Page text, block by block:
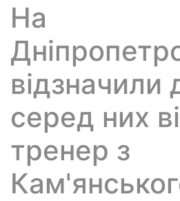
На
відзначили
серед них
тренер з